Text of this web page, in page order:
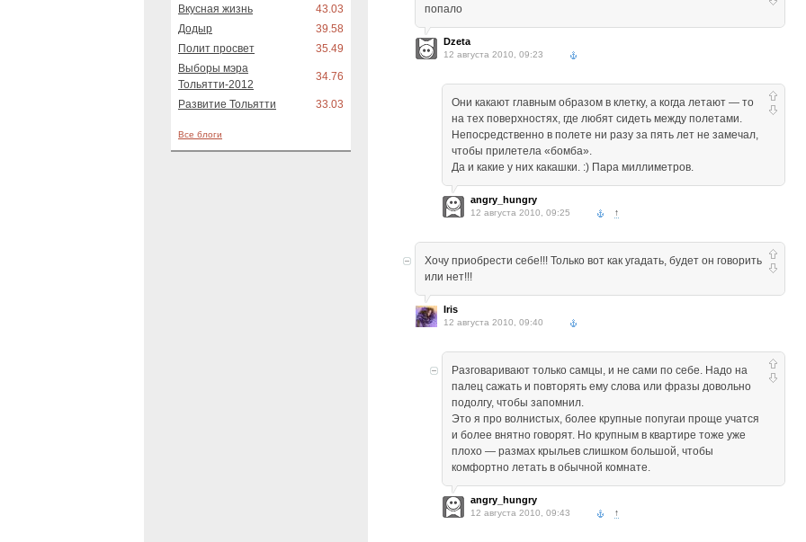
Вкусная жизнь
43.03
Додыр
39.58
Полит просвет
35.49
Выборы мэра
Тольятти-2012
34.76
Развитие Тольятти 33.03
Все блоги
попало
Dzeta
12 августа 2010, 09:23
Они какают главным образом в клетку, а когда летают — то
на тех поверхностях, где любят сидеть между полетами.
Непосредственно в полете ни разу за пять лет не замечал,
чтобы прилетела «бомба».
Да и какие у них какашки. :) Пара миллиметров.
angry_hungry
12 августа 2010, 09:25 ↑
Хочу приобрести себе!!! Только вот как угадать, будет он говорить
или нет!!!
Iris
12 августа 2010, 09:40
Разговаривают только самцы, и не сами по себе. Надо на
палец сажать и повторять ему слова или фразы довольно
подолгу, чтобы запомнил.
Это я про волнистых, более крупные попугаи проще учатся
и более внятно говорят. Но крупным в квартире тоже уже
плохо — размах крыльев слишком большой, чтобы
комфортно летать в обычной комнате.
angry_hungry
12 августа 2010, 09:43 ↑